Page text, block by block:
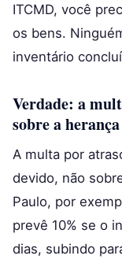
ITCMD, você
os bens.
inventário
Verdade: a
sobre a
A multa por
devido, não
Paulo, por
prevê 10% se o
dias, subindo